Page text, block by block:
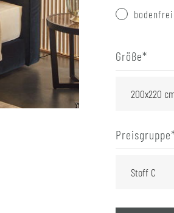
bodenfrei
Größe*
Preisgruppe